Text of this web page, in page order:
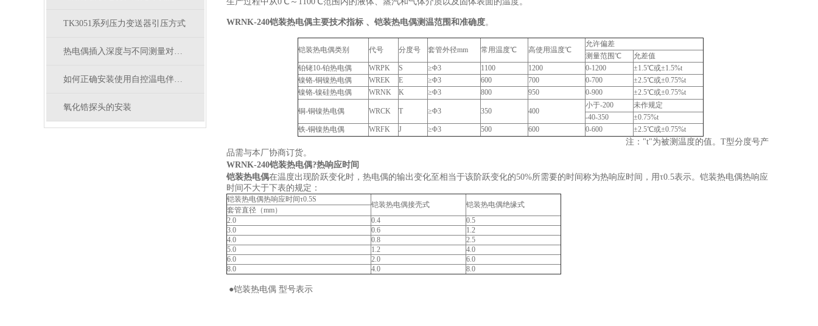
TK3051系列压力变送器引压方式
热电偶插入深度与不同测量对象的关系
如何正确安装使用自控温电伴热带？
氧化锆探头的安装
WRNK-240铠装热电偶主要技术指标 、铠装热电偶测温范围和准确度。
铠装热电偶类别 代号 分度号 套管外径mm 常用温度℃ 高使用温度℃
允许偏差
测量范围℃
允差值
铂铑10-铂热电偶
WRPK S ≥Φ3 1100 1200 0-1200
±1.5℃或±1.5%t
镍铬-铜镍热电偶
WREK E ≥Φ3 600 700 0-700
±2.5℃或±0.75%t
镍铬-镍硅热电偶
WRNK K ≥Φ3 800 950 0-900 ±2.5℃或±0.75%t
铜-铜镍热电偶 WRCK T ≥Φ3 350 400
小于-200
未作规定
-40-350
±0.75%t
铁-铜镍热电偶
WRFK J ≥Φ3 500 600 0-600 ±2.5℃或±0.75%t
注："t"为被测温度的值。T型分度号产
品需与本厂协商订货。
WRNK-240铠装热电偶?热响应时间
铠装热电偶在温度出现阶跃变化时，热电偶的输出变化至相当于该阶跃变化的50%所需要的时间称为热响应时间，用τ0.5表示。铠装热电偶热响应
时间不大于下表的规定：
铠装热电偶热响应时间τ0.5S
铠装热电偶接壳式 铠装热电偶绝缘式
套管直径（mm）
2.0
0.4
0.5
3.0
0.6
1.2
4.0
0.8
2.5
5.0
1.2
4.0
6.0
2.0
6.0
8.0
4.0 8.0
●铠装热电偶 型号表示